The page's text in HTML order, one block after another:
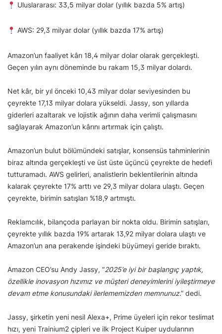
Uluslararası: 33,5 milyar dolar (yıllık bazda 5% artış)
AWS: 29,3 milyar dolar (yıllık bazda 17% artış)
Amazon’un faaliyet kârı 18,4 milyar dolar olarak gerçekleşti.
Geçen yılın aynı döneminde bu rakam 15,3 milyar dolardı.
Net kâr, bir yıl önceki 10,43 milyar dolar seviyesinden bu
çeyrekte 17,13 milyar dolara yükseldi. Jassy, son yıllarda
giderleri azaltarak ve lojistik ağının daha verimli çalışmasını
sağlayarak Amazon’un kârını artırmak için çalıştı.
Amazon’un bulut bölümündeki satışlar, konsensüs tahminlerinin
biraz altında gerçekleşti ve üst üste üçüncü çeyrekte de hedefi
tutturamadı. AWS gelirleri, analistlerin beklentilerinin altında
kalarak çeyrekte 17% arttı ve 29,3 milyar dolara ulaştı. Geçen
çeyrekte, birimin satışları %18,9 artmıştı.
Reklamcılık, bilançoda parlayan bir nokta oldu. Birimin satışları,
çeyrekte yıllık bazda 19% artarak 13,92 milyar dolara ulaştı ve
Amazon’un ana perakende işindeki büyümeyi geride bıraktı.
Amazon CEO’su Andy Jassy, “2025’e iyi bir başlangıç yaptık,
özellikle inovasyon hızımız ve müşteri deneyimlerini iyileştirmeye
devam etme konusundaki ilerlememizden memnunuz.” dedi.
Jassy, şirketin yeni nesil Alexa+, Prime üyeleri için rekor teslimat
hızı, yeni Trainium2 çipleri ve ilk Project Kuiper uydularının